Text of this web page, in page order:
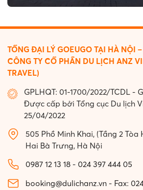
TỔNG ĐẠI LÝ GOEUGO TẠI HÀ NỘI
CÔNG TY CỔ PHẦN DU LỊCH ANZ
TRAVEL)
GPLHQT: 01-1700/2022/TCDL -
Được cấp bởi Tổng cục Du lịch
25/04/2022
505 Phồ Minh Khai, (Tầng 2 Tòa
Hai Bà Trưng, Hà Nội
0987 12 13 18 - 024 397 444 05
booking@dulichanz.vn - Fax: